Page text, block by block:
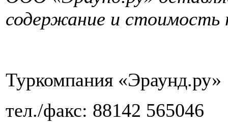
содержание и стоимость
Туркомпания «Эраунд.ру»
тел./факс: 88142 565046